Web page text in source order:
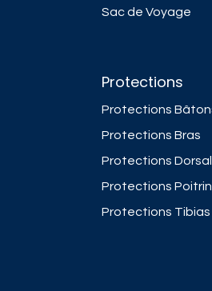
Protections
Protections
Protections Bras
Protections
Protections
Protections Tibias
Sac de Voyage